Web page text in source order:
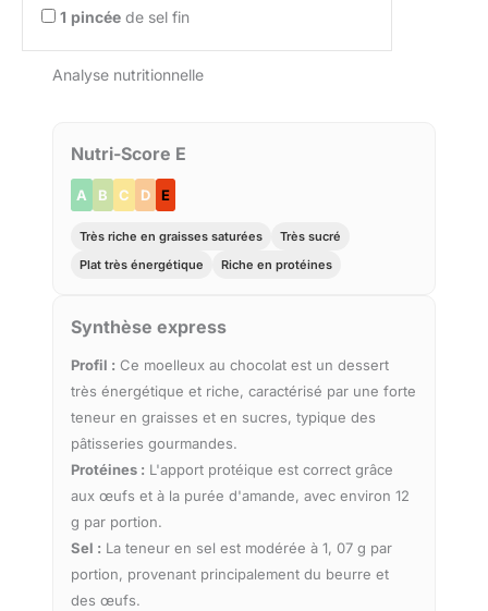
1 pincée de sel fin
Analyse nutritionnelle
Nutri-Score E
A B C D E
Très riche en graisses saturées
Très sucré
Plat très énergétique
Riche en protéines
Synthèse express
Profil : Ce moelleux au chocolat est un dessert
très énergétique et riche, caractérisé par une forte
teneur en graisses et en sucres, typique des
pâtisseries gourmandes.
Protéines : L'apport protéique est correct grâce
aux œufs et à la purée d'amande, avec environ 12
g par portion.
Sel : La teneur en sel est modérée à 1, 07 g par
portion, provenant principalement du beurre et
des œufs.